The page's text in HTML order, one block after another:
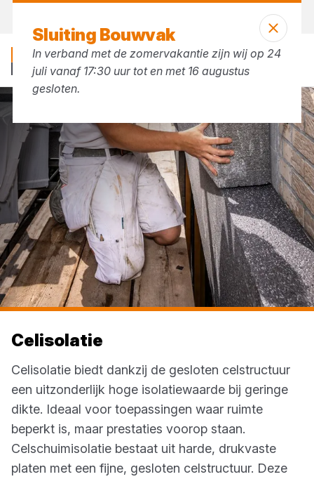
Celisolatie
Celisolatie biedt dankzij de gesloten celstructuur
een uitzonderlijk hoge isolatiewaarde bij geringe
dikte. Ideaal voor toepassingen waar ruimte
beperkt is, maar prestaties voorop staan.
Celschuimisolatie bestaat uit harde, drukvaste
platen met een fijne, gesloten celstructuur. Deze
Sluiting Bouwvak
In verband met de zomervakantie zijn wij op 24
juli vanaf 17:30 uur tot en met 16 augustus
gesloten.